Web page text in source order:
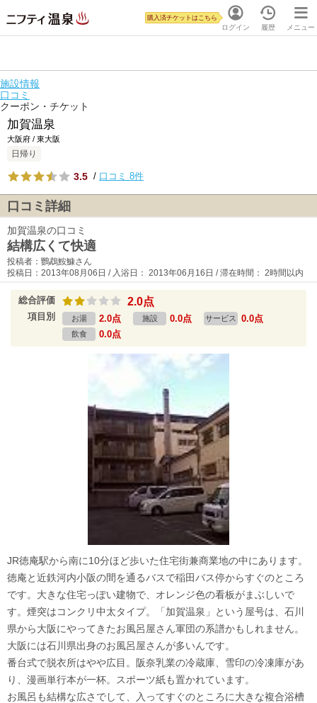
ログイン
購入済チケットはこちら
履歴 メニュー
施設情報
口コミ
クーポン・チケット
加賀温泉
大阪府 / 東大阪
日帰り
3.5 / 口コミ 8件
口コミ詳細
加賀温泉の口コミ
結構広くて快適
投稿者：鸚鵡鮟鱇さん
投稿日：2013年08月06日 / 入浴日： 2013年06月16日 / 滞在時間： 2時間以内
総合評価 2.0点
項目別 お湯 2.0点 施設 0.0点 サービス 0.0点
飲食 0.0点
JR徳庵駅から南に10分ほど歩いた住宅街兼商業地の中にあります。
徳庵と近鉄河内小阪の間を通るバスで稲田バス停からすぐのところ
です。大きな住宅っぽい建物で、オレンジ色の看板がまぶしいで
す。煙突はコンクリ中太タイプ。「加賀温泉」という屋号は、石川
県から大阪にやってきたお風呂屋さん軍団の系譜かもしれません。
大阪には石川県出身のお風呂屋さんが多いんです。
番台式で脱衣所はやや広目。阪奈乳業の冷蔵庫、雪印の冷凍庫があ
り、漫画単行本が一杯。スポーツ紙も置かれています。
お風呂も結構な広さでして、入ってすぐのところに大きな複合浴槽